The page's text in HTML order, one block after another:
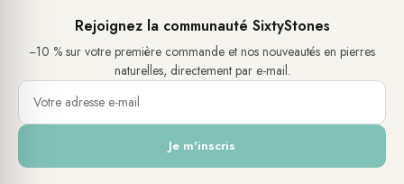
Rejoignez la communauté SixtyStones
−10 % sur votre première commande et nos nouveautés en pierres
naturelles, directement par e-mail.
Je m'inscris